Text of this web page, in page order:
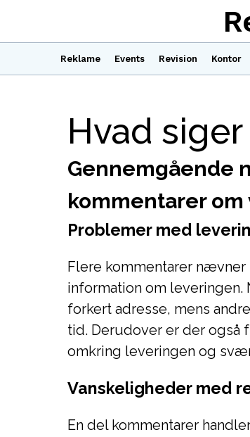
Reklame Events Revision Kontor
Hvad
Gennemgående
kommentarer
Problemer med
Flere kommentarer
information om
forkert adresse, mens
tid. Derudover er der også
omkring leveringen og
Vanskeligheder med
En del kommentarer